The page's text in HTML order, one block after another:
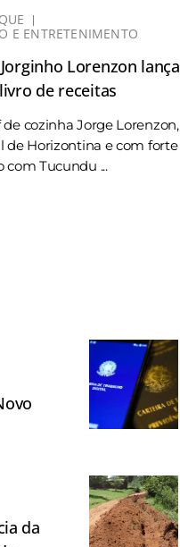
E ENTRETENIMENTO
Lorenzon lança
de receitas
de cozinha Jorge Lorenzon,
de Horizontina e com forte
com Tucundu ...
da